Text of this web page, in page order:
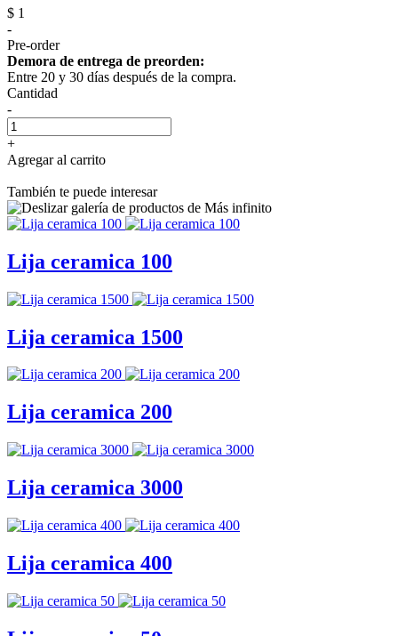
$ 1
-
Pre-order
Demora de entrega de preorden:
Entre 20 y 30 días después de la compra.
Cantidad
-
+
Agregar al carrito
También te puede interesar
Lija ceramica 100
Lija ceramica 1500
Lija ceramica 200
Lija ceramica 3000
Lija ceramica 400